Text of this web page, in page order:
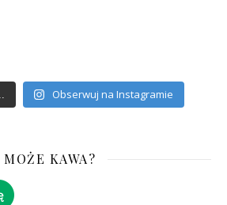
Obserwuj na Instagramie
MOŻE KAWA?